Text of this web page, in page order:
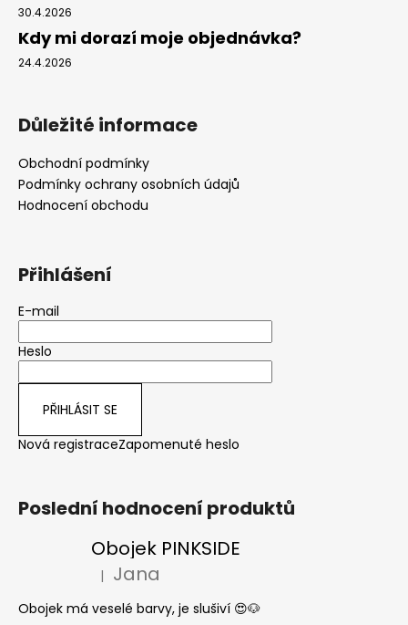
30.4.2026
Kdy mi dorazí moje objednávka?
24.4.2026
Důležité informace
Obchodní podmínky
Podmínky ochrany osobních údajů
Hodnocení obchodu
Přihlášení
E-mail
Heslo
PŘIHLÁSIT SE
Nová registraceZapomenuté heslo
Poslední hodnocení produktů
Obojek PINKSIDE
Hodnocení produktu je 5 z 5 hvězdiček.
| Jana
Obojek má veselé barvy, je slušiví 😍🐶